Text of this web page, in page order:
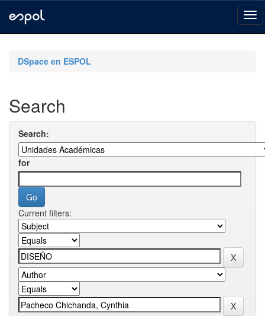
navigationDSpace en ESPOL
Search
Search:
for
Current filters: